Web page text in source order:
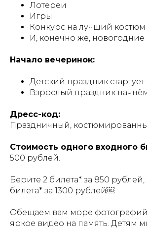
Лотереи
Игры
Конкурс на лучший костюм
И, конечно же, новогодние
Начало вечеринок:
Детский праздник стартует
Взрослый праздник
Дресс-код:
Праздничный,
Стоимость одного входного
500 рублей.
Берите 2 билета* за 850
билета* за 1300 рублей￼
Обещаем вам море
яркое видео на память. Детям